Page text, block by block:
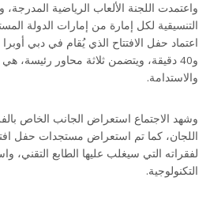
التنسيقية لكل إمارة من إمارات الدولة
و40 دقيقة، ويتضمن ثلاثة محاور رئيسة،
والاستدامة.
وشهد الاجتماع استعراض الجانب الخاص
اللجان، كما تم استعراض مستجدات حفل
لفقراته التي سيغلب عليها الطابع التقني،
التكنولوجية.